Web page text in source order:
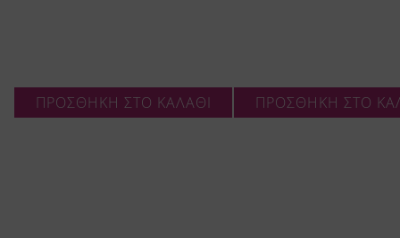
ΠΡΟΣΘΗΚΗ ΣΤΟ ΚΑΛΑΘΙ ΠΡΟΣΘΗΚΗ ΣΤΟ